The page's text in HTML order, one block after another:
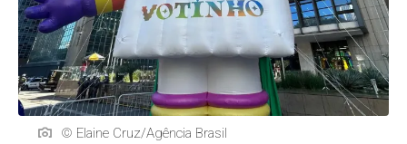
© Elaine Cruz/Agência Brasil